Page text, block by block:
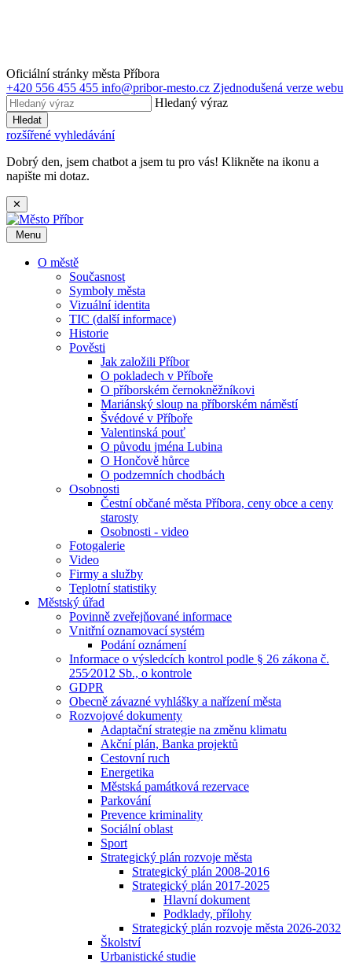
Oficiální stránky města Příbora
+420 556 455 455 info@pribor-mesto.cz Zjednodušená verze webu
Hledaný výraz
Hledat
rozšířené vyhledávání
Dobrý den, jsem chatbot a jsem tu pro vás! Klikněte na ikonu a
napište mi dotaz.
✕
Menu
O městě
Současnost
Symboly města
Vizuální identita
TIC (další informace)
Historie
Pověsti
Jak založili Příbor
O pokladech v Příboře
O příborském černokněžníkovi
Mariánský sloup na příborském náměstí
Švédové v Příboře
Valentinská pouť
O původu jména Lubina
O Hončově hůrce
O podzemních chodbách
Osobnosti
Čestní občané města Příbora, ceny obce a ceny
starosty
Osobnosti - video
Fotogalerie
Video
Firmy a služby
Teplotní statistiky
Městský úřad
Povinně zveřejňované informace
Vnitřní oznamovací systém
Podání oznámení
Informace o výsledcích kontrol podle § 26 zákona č.
255⁄2012 Sb., o kontrole
GDPR
Obecně závazné vyhlášky a nařízení města
Rozvojové dokumenty
Adaptační strategie na změnu klimatu
Akční plán, Banka projektů
Cestovní ruch
Energetika
Městská památková rezervace
Parkování
Prevence kriminality
Sociální oblast
Sport
Strategický plán rozvoje města
Strategický plán 2008-2016
Strategický plán 2017-2025
Hlavní dokument
Podklady, přílohy
Strategický plán rozvoje města 2026-2032
Školství
Urbanistické studie